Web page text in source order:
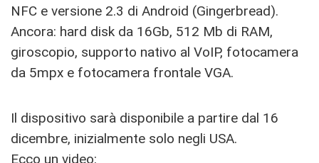
NFC e versione 2.3 di Android (Gingerbread).
Ancora: hard disk da 16Gb, 512 Mb di RAM,
giroscopio, supporto nativo al VoIP, fotocamera
da 5mpx e fotocamera frontale VGA.
Il dispositivo sarà disponibile a partire dal 16
dicembre, inizialmente solo negli USA.
Ecco un video: